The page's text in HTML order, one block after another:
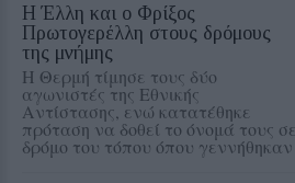
Η Έλλη και ο Φρίξος
Πρωτογερέλλη στους δρόμους
της μνήμης
Η Θερμή τίμησε τους δύο
αγωνιστές της Εθνικής
Αντίστασης, ενώ κατατέθηκε
πρόταση να δοθεί το όνομά τους σε
δρόμο του τόπου όπου γεννήθηκαν